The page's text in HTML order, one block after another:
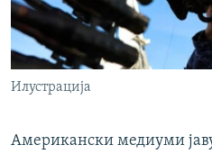
Илустрација
Американски медиуми